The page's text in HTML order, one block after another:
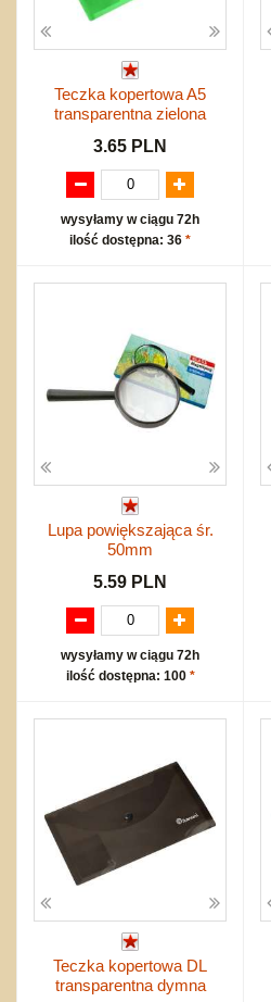
Teczka kopertowa A5
transparentna zielona
3.65 PLN
wysyłamy w ciągu 72h
ilość dostępna: 36 *
Lupa powiększająca śr.
50mm
5.59 PLN
wysyłamy w ciągu 72h
ilość dostępna: 100 *
Teczka kopertowa DL
transparentna dymna